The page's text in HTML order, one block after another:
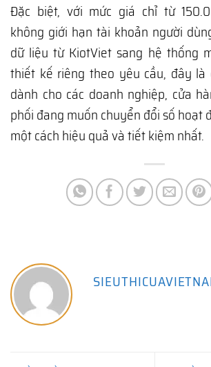
Đặc biệt, với mức giá chỉ từ
không giới hạn tài khoản người
dữ liệu từ KiotViet sang hệ thống
thiết kế riêng theo yêu cầu, đây
dành cho các doanh nghiệp, cửa
phối đang muốn chuyển đổi số hoạt
một cách hiệu quả và tiết kiệm nhất.